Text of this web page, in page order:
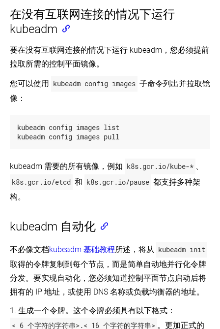
在没有互联网连接的情况下运行
kubeadm
要在没有互联网连接的情况下运行 kubeadm，您必须提前
拉取所需的控制平面镜像。
您可以使用 kubeadm config images 子命令列出并拉取镜
像：
kubeadm config images list
kubeadm config images pull
kubeadm 需要的所有镜像，例如 k8s.gcr.io/kube-* 、
k8s.gcr.io/etcd 和 k8s.gcr.io/pause 都支持多种架
构。
kubeadm 自动化
不必像文档kubeadm 基础教程所述，将从 kubeadm init
取得的令牌复制到每个节点，而是简单自动地并行化令牌
分发。要实现自动化，您必须知道控制平面节点启动后将
拥有的 IP 地址，或使用 DNS 名称或负载均衡器的地址。
1. 生成一个令牌。这个令牌必须具有以下格式：
< 6 个字符的字符串>.< 16 个字符的字符串> 。更加正式的